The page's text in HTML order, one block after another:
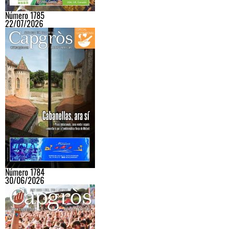
Número 1785
22/07/2026
Número 1784
30/06/2026